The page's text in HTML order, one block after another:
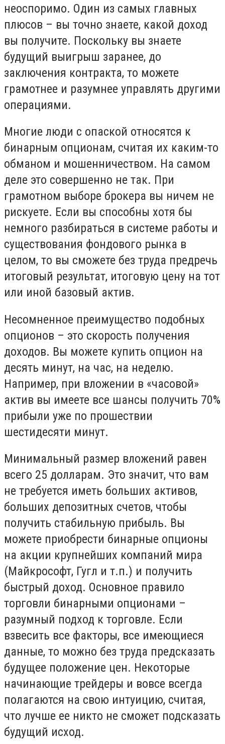
неоспоримо. Один из самых главных
плюсов – вы точно знаете, какой доход
вы получите. Поскольку вы знаете
будущий выигрыш заранее, до
заключения контракта, то можете
грамотнее и разумнее управлять другими
операциями.
Многие люди с опаской относятся к
бинарным опционам, считая их каким-то
обманом и мошенничеством. На самом
деле это совершенно не так. При
грамотном выборе брокера вы ничем не
рискуете. Если вы способны хотя бы
немного разбираться в системе работы и
существования фондового рынка в
целом, то вы сможете без труда предречь
итоговый результат, итоговую цену на тот
или иной базовый актив.
Несомненное преимущество подобных
опционов – это скорость получения
доходов. Вы можете купить опцион на
десять минут, на час, на неделю.
Например, при вложении в «часовой»
актив вы имеете все шансы получить 70%
прибыли уже по прошествии
шестидесяти минут.
Минимальный размер вложений равен
всего 25 долларам. Это значит, что вам
не требуется иметь больших активов,
больших депозитных счетов, чтобы
получить стабильную прибыль. Вы
можете приобрести бинарные опционы
на акции крупнейших компаний мира
(Майкрософт, Гугл и т.п.) и получить
быстрый доход. Основное правило
торговли бинарными опционами –
разумный подход к торговле. Если
взвесить все факторы, все имеющиеся
данные, то можно без труда предсказать
будущее положение цен. Некоторые
начинающие трейдеры и вовсе всегда
полагаются на свою интуицию, считая,
что лучше ее никто не сможет подсказать
будущий исход.